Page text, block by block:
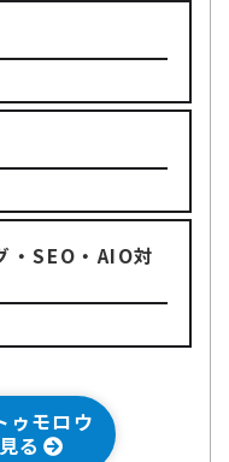
・SEO・AIO対
ゥモロウ
る